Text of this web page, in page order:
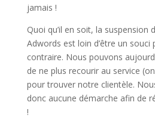
jamais !
Quoi qu’il en soit, la suspension
Adwords est loin d’être un souci
contraire. Nous pouvons
de ne plus recourir au service
pour trouver notre clientèle.
donc aucune démarche afin de
!